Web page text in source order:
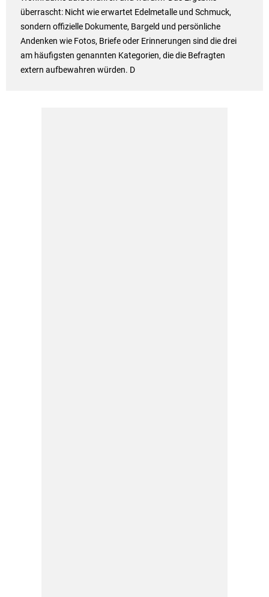
überrascht: Nicht wie erwartet Edelmetalle und Schmuck,
sondern offizielle Dokumente, Bargeld und persönliche
Andenken wie Fotos, Briefe oder Erinnerungen sind die drei
am häufigsten genannten Kategorien, die die Befragten
extern aufbewahren würden. D